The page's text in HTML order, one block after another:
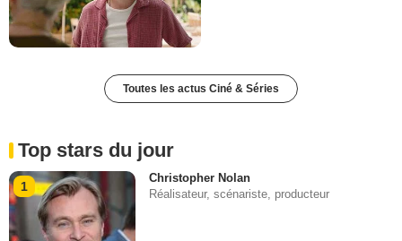
Toutes les actus Ciné & Séries
Top stars du jour
1
Christopher Nolan
Réalisateur, scénariste, producteur